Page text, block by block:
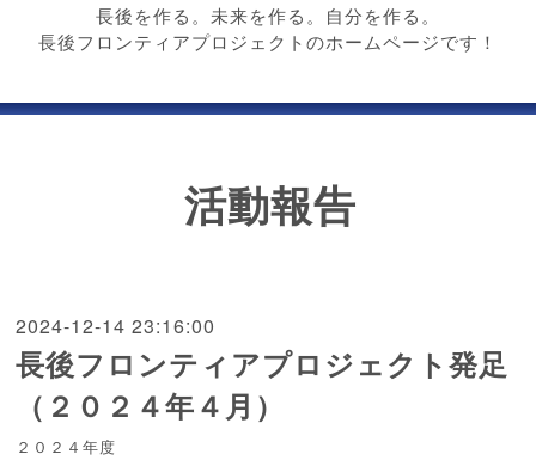
長後を作る。未来を作る。自分を作る。
長後フロンティアプロジェクトのホームページです！
活動報告
2024-12-14 23:16:00
長後フロンティアプロジェクト発足
（２０２４年４月）
２０２４年度